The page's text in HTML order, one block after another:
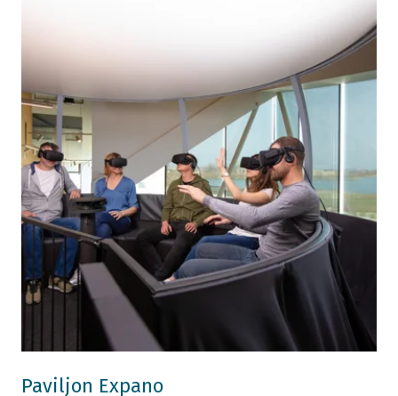
Paviljon Expano